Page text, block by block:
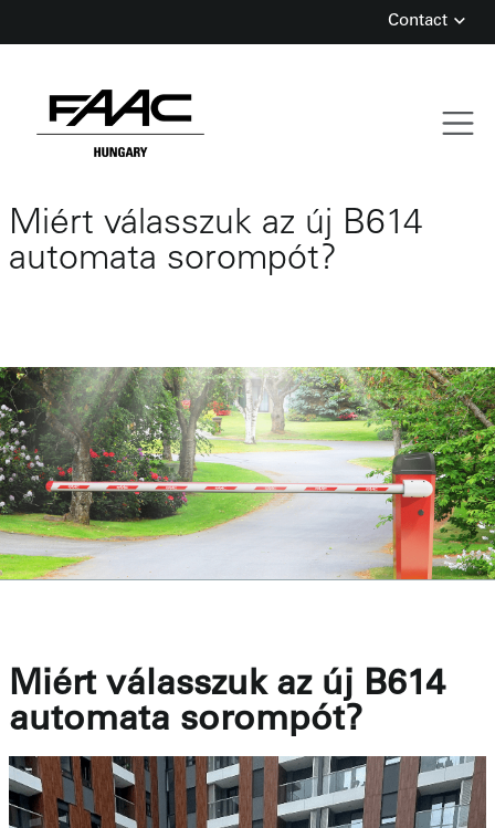
content
Contact
Miért válasszuk az új B614
automata sorompót?
Miért válasszuk az új B614
automata sorompót?